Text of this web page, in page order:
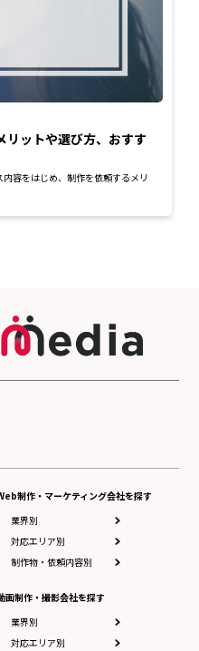
リットや選び方、おすす
容をはじめ、制作を依頼するメリ
制作・マーケティング会社を探す
業界別
対応エリア別
制作物・依頼内容別
画制作・撮影会社を探す
業界別
対応エリア別